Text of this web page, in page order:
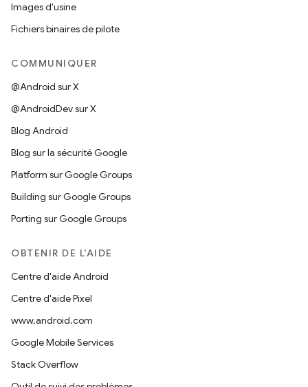
Images d'usine
Fichiers binaires de pilote
COMMUNIQUER
@Android sur X
@AndroidDev sur X
Blog Android
Blog sur la sécurité Google
Platform sur Google Groups
Building sur Google Groups
Porting sur Google Groups
OBTENIR DE L'AIDE
Centre d'aide Android
Centre d'aide Pixel
www.android.com
Google Mobile Services
Stack Overflow